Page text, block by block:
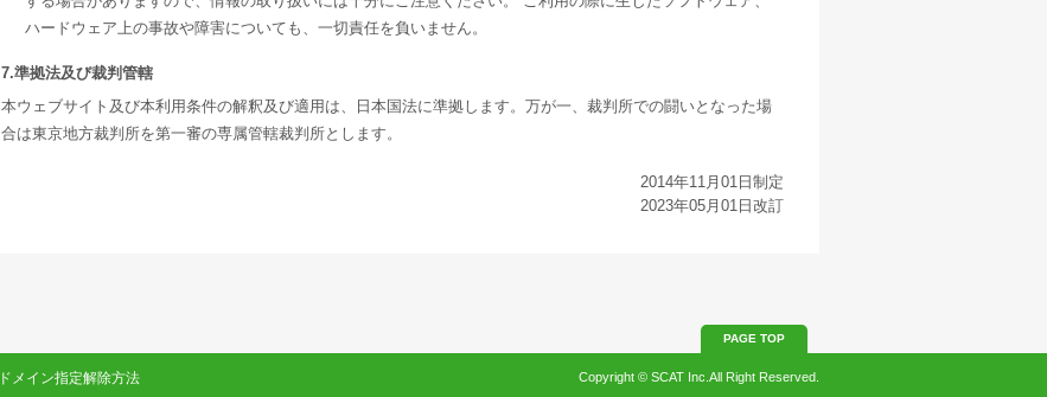
ハードウェア上の事故や障害についても、一切責任を負いません。
7.準拠法及び裁判管轄
本ウェブサイト及び本利用条件の解釈及び適用は、日本国法に準拠します。万が一、裁判所での闘いとなった場
合は東京地方裁判所を第一審の専属管轄裁判所とします。
2014年11月01日制定
2023年05月01日改訂
PAGE TOP
ドメイン指定解除方法 Copyright © SCAT Inc.All Right Reserved.